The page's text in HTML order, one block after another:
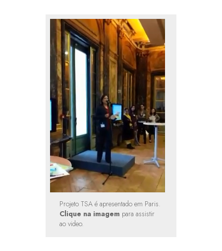
Projeto TSA é apresentado em Paris.
Clique na imagem para assistir
ao video.